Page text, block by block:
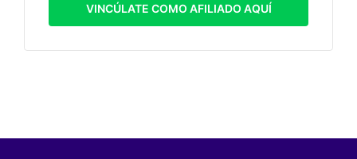
VINCÚLATE COMO AFILIADO AQUÍ